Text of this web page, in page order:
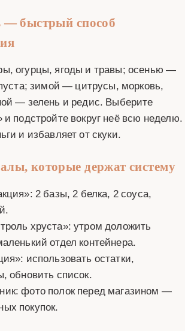
— быстрый способ
огурцы, ягоды и травы; осенью —
зимой — цитрусы, морковь,
— зелень и редис. Выберите
и подстройте вокруг неё всю неделю.
и избавляет от скуки.
которые держат систему
2 базы, 2 белка, 2 соуса,
хруста»: утром доложить
отдел контейнера.
использовать остатки,
обновить список.
фото полок перед магазином —
покупок.